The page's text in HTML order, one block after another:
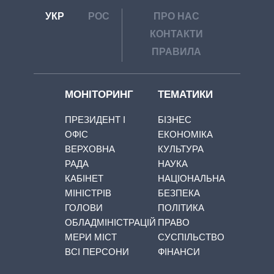
УКР РОС
ПРО НАС
КОНТАКТИ
ПРАВИЛА
МОНІТОРИНГ
ПРЕЗИДЕНТ І
ОФІС
ВЕРХОВНА
РАДА
КАБІНЕТ
МІНІСТРІВ
ГОЛОВИ
ОБЛАДМІНІСТРАЦІЙ
МЕРИ МІСТ
ВСІ ПЕРСОНИ
ТЕМАТИКИ
БІЗНЕС
ЕКОНОМІКА
КУЛЬТУРА
НАУКА
НАЦІОНАЛЬНА
БЕЗПЕКА
ПОЛІТИКА
ПРАВО
СУСПІЛЬСТВО
ФІНАНСИ